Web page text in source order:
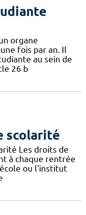
organe
fois par an. Il
au sein de
26 b
scolarité
Les droits de
à chaque rentrée
ou l'institut